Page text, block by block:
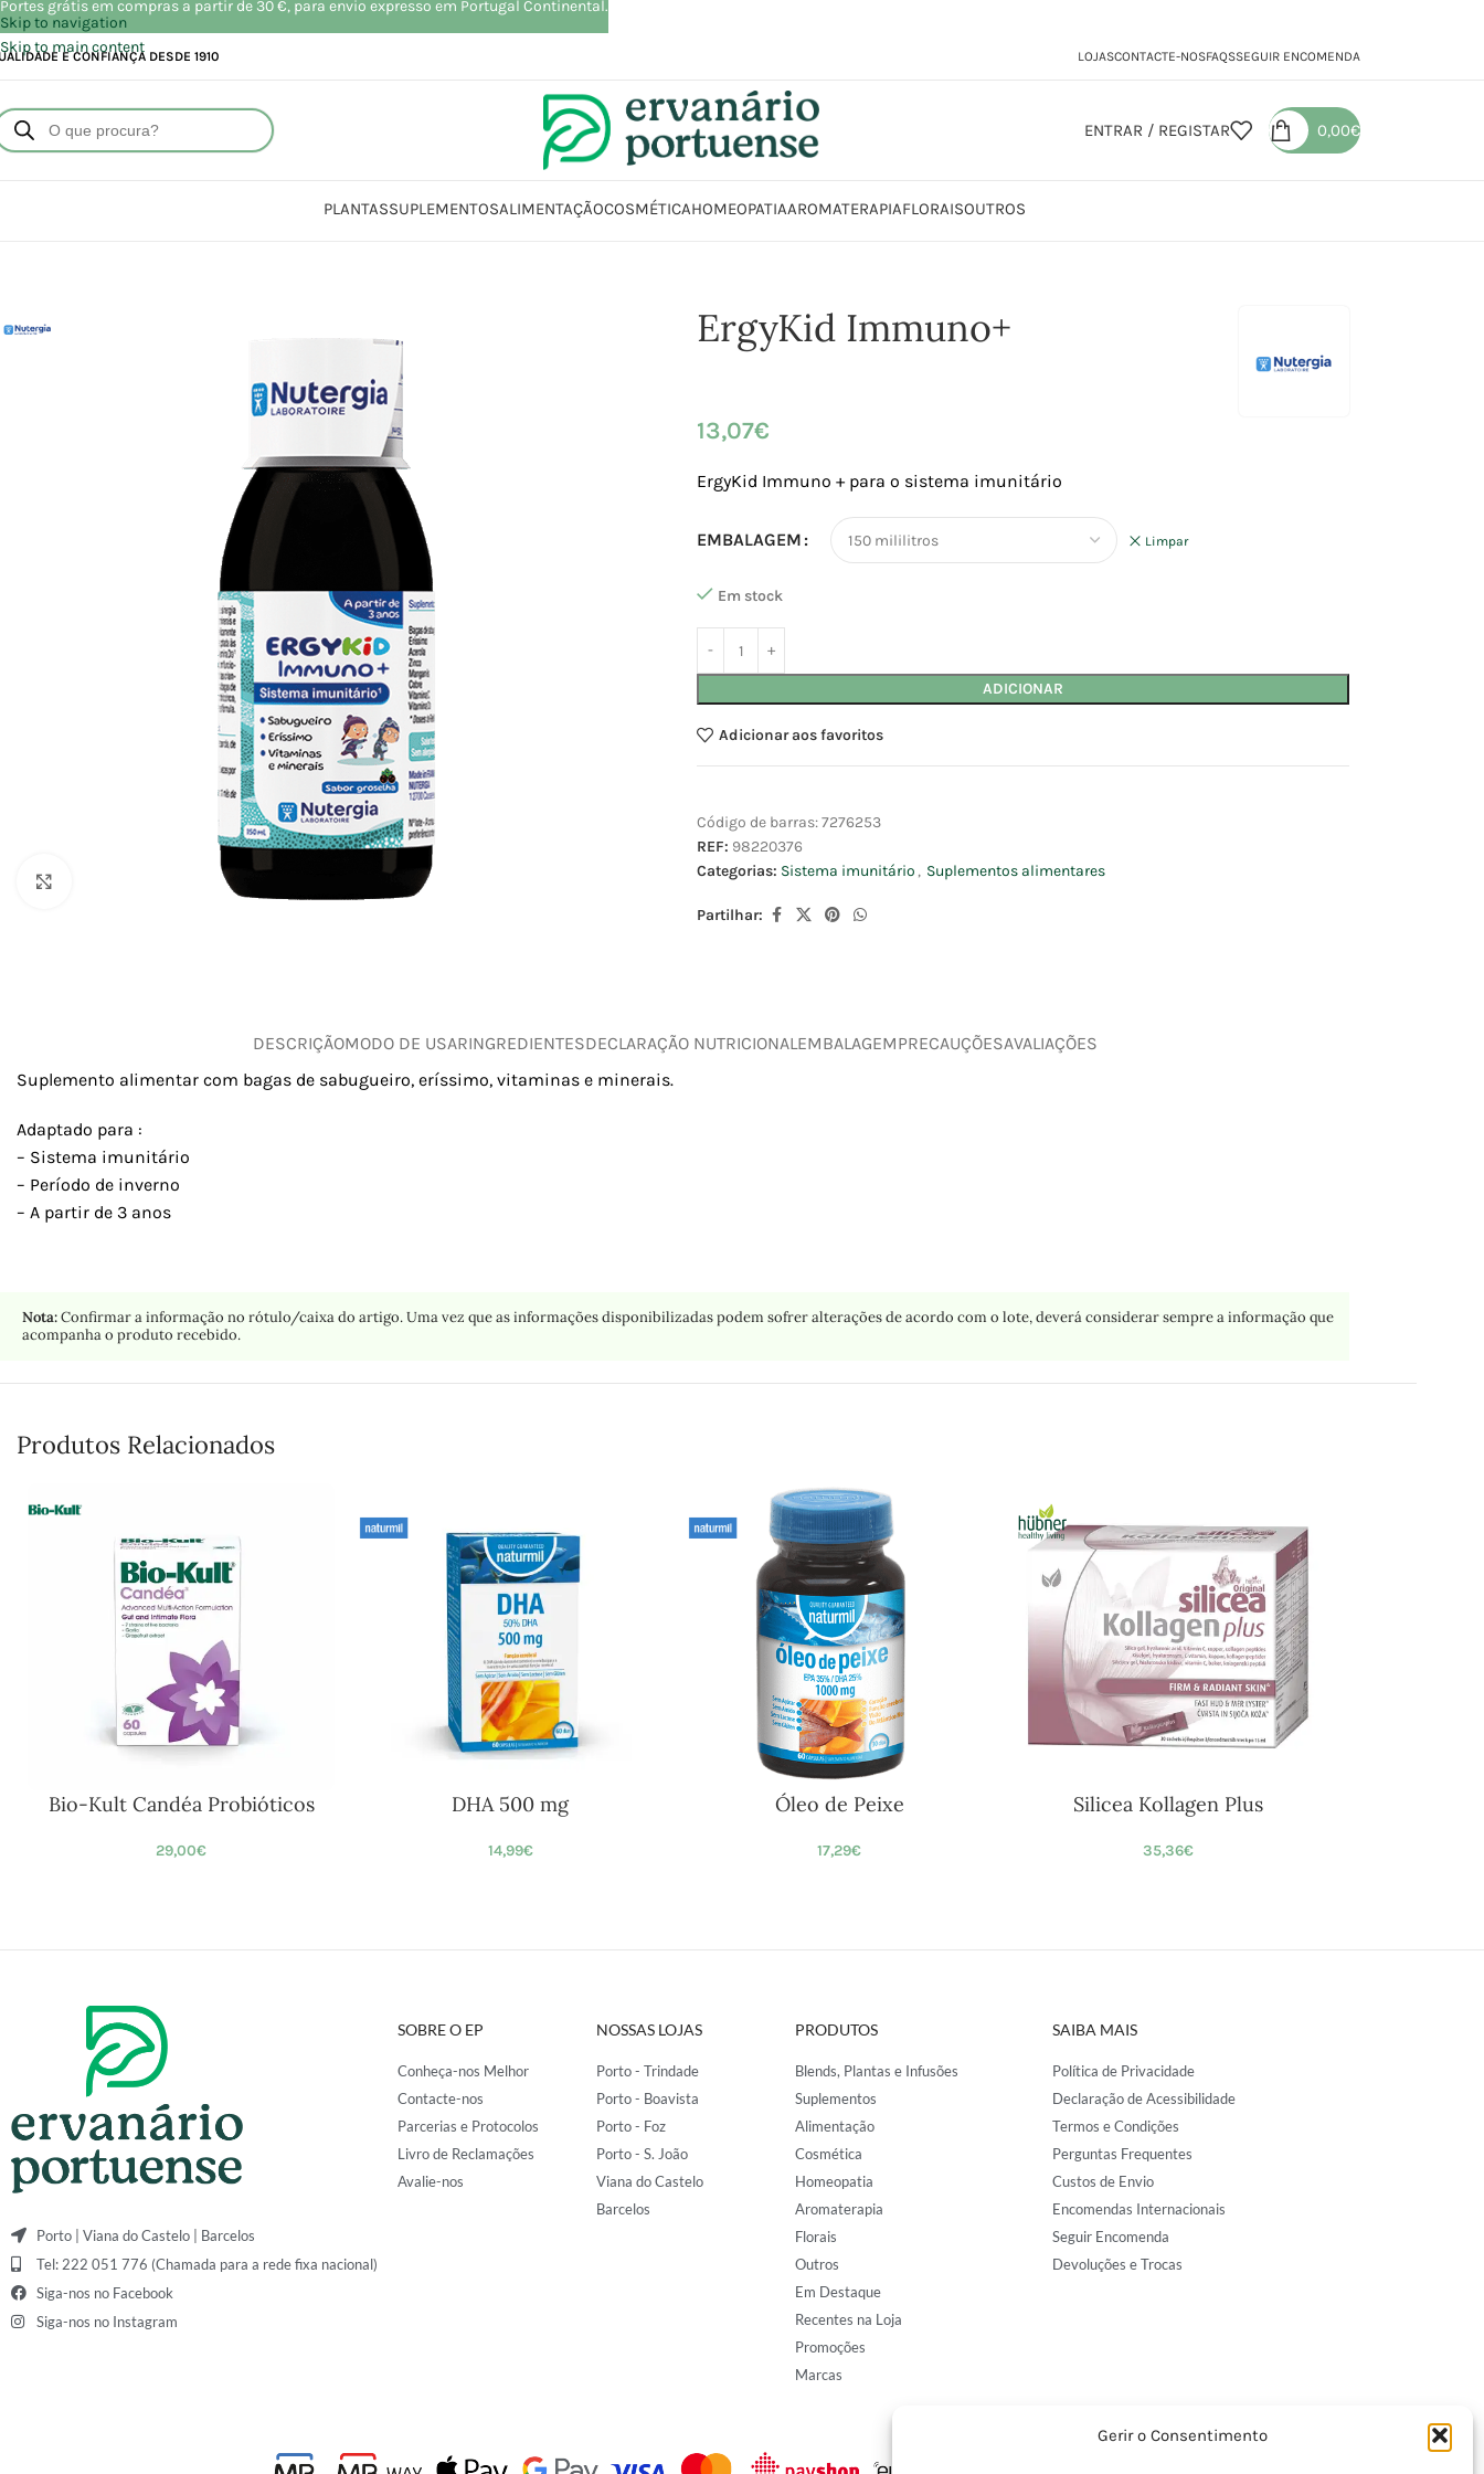
Gerir o Consentimento
Skip to navigation
Skip to main content
E CONFIANÇA DESDE 1910 LOJASCONTACTE-NOSFAQSSEGUIR ENCOMENDA
ENTRAR / REGISTAR 0,00€
PLANTASSUPLEMENTOSALIMENTAÇÃOCOSMÉTICAHOMEOPATIAAROMATERAPIAFLORAISOUTROS
ErgyKid Immuno+
13,07€
ErgyKid Immuno + para o sistema imunitário
EMBALAGEM Limpar
Em stock
ADICIONAR
Adicionar aos favoritos
Código de barras:7276253
REF: 98220376
Categorias: Sistema imunitário , Suplementos alimentares
Partilhar:
DESCRIÇÃOMODO DE USARINGREDIENTESDECLARAÇÃO NUTRICIONAL EMBALAGEMPRECAUÇÕESAVALIAÇÕES
Suplemento alimentar com bagas de sabugueiro, eríssimo, vitaminas e minerais.
Adaptado para :
– Sistema imunitário
– Período de inverno
– A partir de 3 anos
Nota:Confirmar a informação no rótulo/caixa do artigo. Uma vez que as informações disponibilizadas podem sofrer alterações de acordo com o lote, deverá considerar sempre a informação que
acompanha o produto recebido.
Produtos Relacionados
Bio-Kult Candéa Probióticos
29,00€
DHA 500 mg
14,99€
Óleo de Peixe
17,29€
Silicea Kollagen Plus
35,36€
Porto | Viana do Castelo | Barcelos
Tel: 222 051 776 (Chamada para a rede fixa nacional)
Siga-nos no Facebook
Siga-nos no Instagram
SOBRE O EP
Conheça-nos Melhor
Contacte-nos
Parcerias e Protocolos
Livro de Reclamações
Avalie-nos
NOSSAS LOJAS
Porto - Trindade
Porto - Boavista
Porto - Foz
Porto - S. João
Viana do Castelo
Barcelos
PRODUTOS
Blends, Plantas e Infusões
Suplementos
Alimentação
Cosmética
Homeopatia
Aromaterapia
Florais
Outros
Em Destaque
Recentes na Loja
Promoções
Marcas
SAIBA MAIS
Política de Privacidade
Declaração de Acessibilidade
Termos e Condições
Perguntas Frequentes
Custos de Envio
Encomendas Internacionais
Seguir Encomenda
Devoluções e Trocas
Portes grátis em compras a partir de 30 €, para envio expresso em Portugal Continental.